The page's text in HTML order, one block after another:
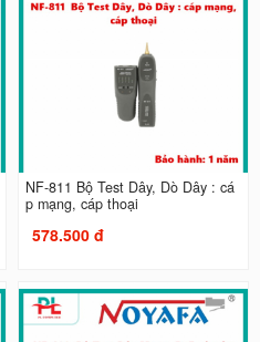
NF-811 Bộ Test Dây, Dò Dây : cá
p mạng, cáp thoại
578.500 đ